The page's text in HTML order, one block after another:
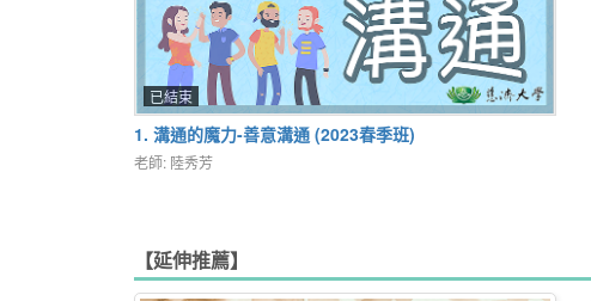
已結束
1. 溝通的魔力-善意溝通 (2023春季班)
老師: 陸秀芳
【延伸推薦】